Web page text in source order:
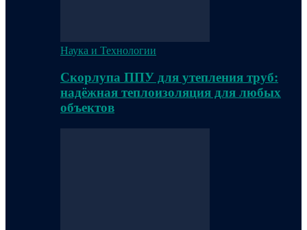
Наука и Технологии
Скорлупа ППУ для утепления труб:
надёжная теплоизоляция для любых
объектов